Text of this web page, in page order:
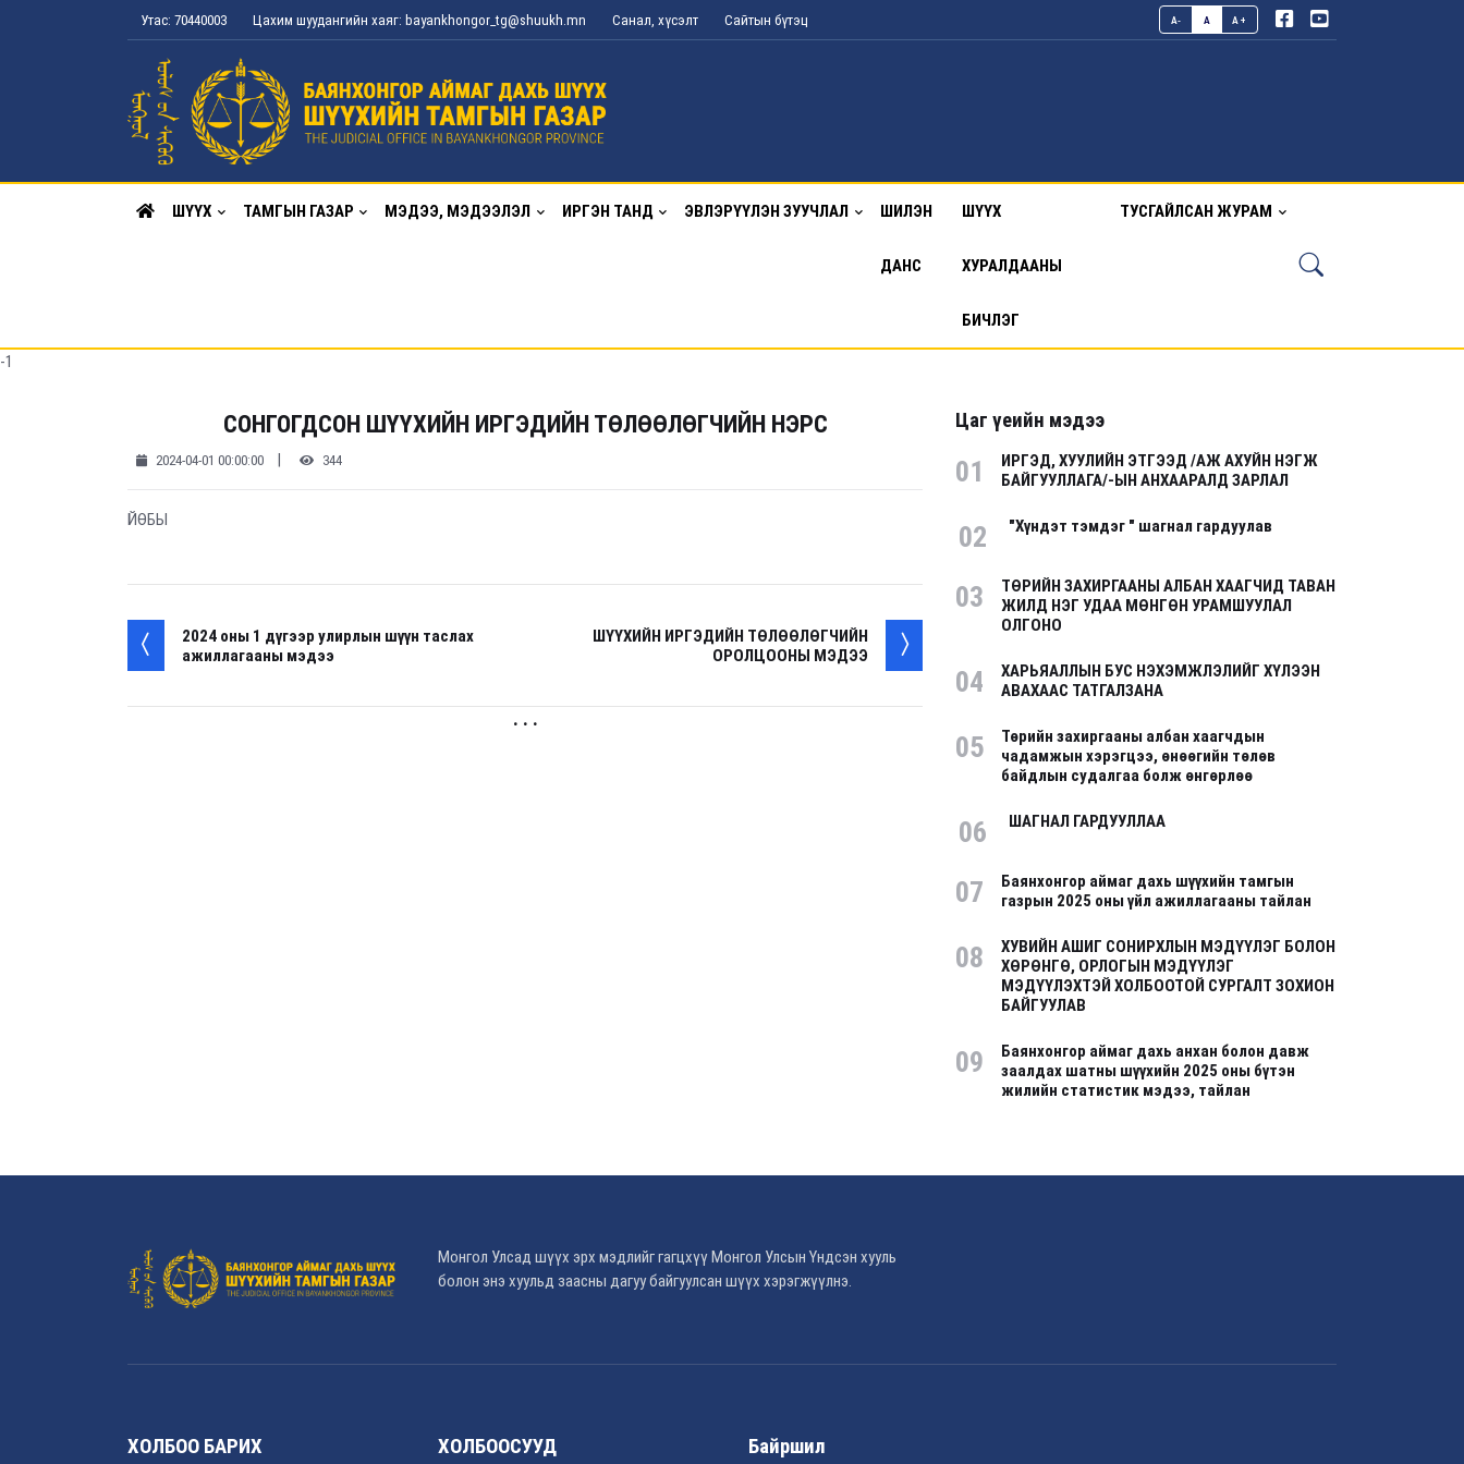
Утас: 70440003 Цахим шуудангийн хаяг: bayankhongor_tg@shuukh.mn Санал, хүсэлт Сайтын бүтэц A- A A+
ШҮҮХ ТАМГЫН ГАЗАР МЭДЭЭ, МЭДЭЭЛЭЛ ИРГЭН ТАНД ЭВЛЭРҮҮЛЭН ЗУУЧЛАЛ ШИЛЭН
ДАНС
ШҮҮХ
ХУРАЛДААНЫ
БИЧЛЭГ
ТУСГАЙЛСАН ЖУРАМ
-1
СОНГОГДСОН ШҮҮХИЙН ИРГЭДИЙН ТӨЛӨӨЛӨГЧИЙН НЭРС
2024-04-01 00:00:00 | 344
ЙӨБЫ
2024 оны 1 дүгээр улирлын шүүн таслах
ажиллагааны мэдээ
ШҮҮХИЙН ИРГЭДИЙН ТӨЛӨӨЛӨГЧИЙН
ОРОЛЦООНЫ МЭДЭЭ
. . .
Цаг үеийн мэдээ
01
ИРГЭД, ХУУЛИЙН ЭТГЭЭД /АЖ АХУЙН НЭГЖ
БАЙГУУЛЛАГА/-ЫН АНХААРАЛД ЗАРЛАЛ
02 "Хүндэт тэмдэг " шагнал гардуулав
03
ТӨРИЙН ЗАХИРГААНЫ АЛБАН ХААГЧИД ТАВАН
ЖИЛД НЭГ УДАА МӨНГӨН УРАМШУУЛАЛ
ОЛГОНО
04
ХАРЬЯАЛЛЫН БУС НЭХЭМЖЛЭЛИЙГ ХҮЛЭЭН
АВАХААС ТАТГАЛЗАНА
05
Төрийн захиргааны албан хаагчдын
чадамжын хэрэгцээ, өнөөгийн төлөв
байдлын судалгаа болж өнгөрлөө
06 ШАГНАЛ ГАРДУУЛЛАА
07
Баянхонгор аймаг дахь шүүхийн тамгын
газрын 2025 оны үйл ажиллагааны тайлан
08
ХУВИЙН АШИГ СОНИРХЛЫН МЭДҮҮЛЭГ БОЛОН
ХӨРӨНГӨ, ОРЛОГЫН МЭДҮҮЛЭГ
МЭДҮҮЛЭХТЭЙ ХОЛБООТОЙ СУРГАЛТ ЗОХИОН
БАЙГУУЛАВ
09
Баянхонгор аймаг дахь анхан болон давж
заалдах шатны шүүхийн 2025 оны бүтэн
жилийн статистик мэдээ, тайлан
Монгол Улсад шүүх эрх мэдлийг гагцхүү Монгол Улсын Үндсэн хууль
болон энэ хуульд заасны дагуу байгуулсан шүүх хэрэгжүүлнэ.
ХОЛБОО БАРИХ ХОЛБООСУУД Байршил